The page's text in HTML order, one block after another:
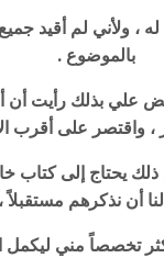
، ولأني لم أقيد
بالموضوع .
علي بذلك رأيت أن
واقتصر على أقرب
ذلك يحتاج إلى كتاب
أن نذكرهم مستقبلاً ،
تخصصاً مني